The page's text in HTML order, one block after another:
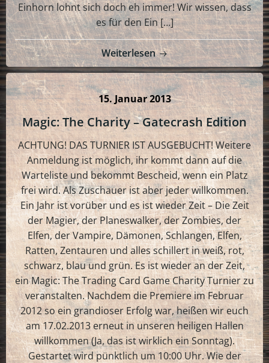
Einhorn lohnt sich doch eh immer! Wir wissen, dass
es für den Ein […]
Weiterlesen
15. Januar 2013
Magic: The Charity – Gatecrash Edition
ACHTUNG! DAS TURNIER IST AUSGEBUCHT! Weitere
Anmeldung ist möglich, ihr kommt dann auf die
Warteliste und bekommt Bescheid, wenn ein Platz
frei wird. Als Zuschauer ist aber jeder willkommen.
Ein Jahr ist vorüber und es ist wieder Zeit – Die Zeit
der Magier, der Planeswalker, der Zombies, der
Elfen, der Vampire, Dämonen, Schlangen, Elfen,
Ratten, Zentauren und alles schillert in weiß, rot,
schwarz, blau und grün. Es ist wieder an der Zeit,
ein Magic: The Trading Card Game Charity Turnier zu
veranstalten. Nachdem die Premiere im Februar
2012 so ein grandioser Erfolg war, heißen wir euch
am 17.02.2013 erneut in unseren heiligen Hallen
willkommen (Ja, das ist wirklich ein Sonntag).
Gestartet wird pünktlich um 10:00 Uhr. Wie der